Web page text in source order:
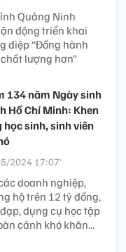
Quảng Ninh
động triển khai
điệp “Đồng hành
lượng hơn”
134 năm Ngày sinh
Hồ Chí Minh: Khen
học sinh, sinh viên
2024 17:07’
doanh nghiệp,
hộ trên 12 tỷ đồng,
dụng cụ học tập
cảnh khó khăn...